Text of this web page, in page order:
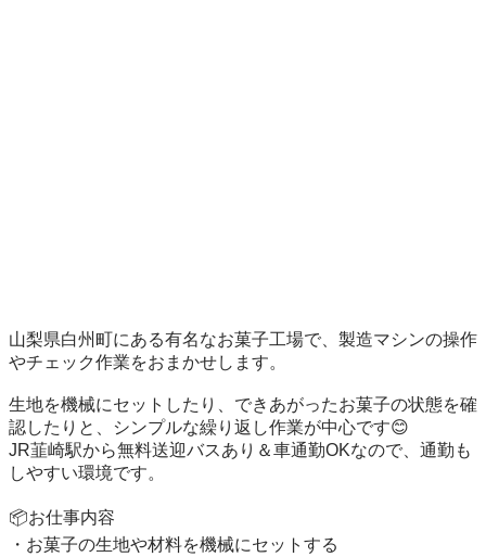
山梨県白州町にある有名なお菓子工場で、製造マシンの操作
やチェック作業をおまかせします。
生地を機械にセットしたり、できあがったお菓子の状態を確
認したりと、シンプルな繰り返し作業が中心です😊
JR韮崎駅から無料送迎バスあり＆車通勤OKなので、通勤も
しやすい環境です。
📦お仕事内容
・お菓子の生地や材料を機械にセットする